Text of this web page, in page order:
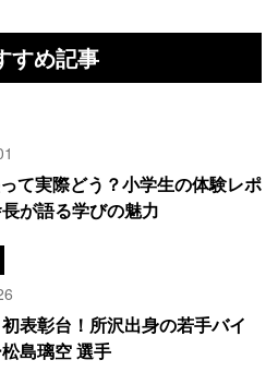
すめ記事
て実際どう？小学生の体験レポ
が語る学びの魅力
初表彰台！所沢出身の若手バイ
島璃空 選手